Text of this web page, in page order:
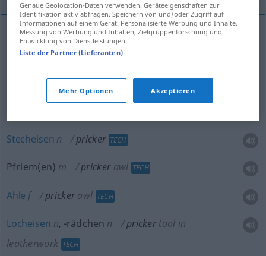
(Loch- etc )Stecher(in) pricker
Stecheisen n pricker TECH
Pfriem(en) m pricker awl TECH
Ahle f pricker awl TECH
Locheisen n, -rädchen n pricker tool in
leatherwork TECH
Genaue Geolocation-Daten verwenden. Geräteeigenschaften zur
Identifikation aktiv abfragen. Speichern von und/oder Zugriff auf
Informationen auf einem Gerät. Personalisierte Werbung und Inhalte,
Messung von Werbung und Inhalten, Zielgruppenforschung und
Entwicklung von Dienstleistungen.
Liste der Partner (Lieferanten)
Mehr Optionen Akzeptieren